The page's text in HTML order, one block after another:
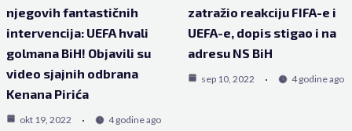
njegovih fantastičnih
intervencija: UEFA hvali
golmana BiH! Objavili su
video sjajnih odbrana
Kenana Pirića
okt 19, 2022 4 godine ago
zatražio reakciju FIFA-e i
UEFA-e, dopis stigao i na
adresu NS BiH
sep 10, 2022 4 godine ago